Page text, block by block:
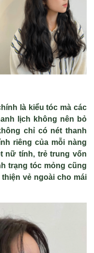
là kiểu tóc mà các
lịch không nên bỏ
chỉ có nét thanh
riêng của mỗi nàng
nữ tính, trẻ trung vốn
trạng tóc mỏng cũng
vẻ ngoài cho mái